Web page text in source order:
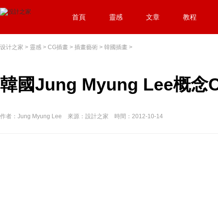
首頁 靈感 文章 教程
设计之家 > 靈感 > CG插畫 > 插畫藝術 > 韓國插畫 >
韓國Jung Myung Lee概念
作者：Jung Myung Lee 來源：設計之家 時間：2012-10-14